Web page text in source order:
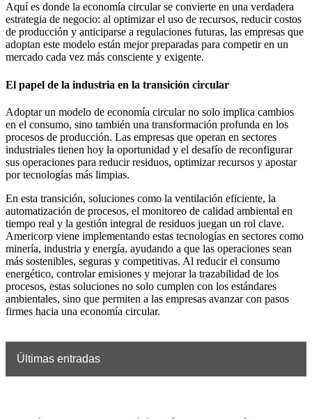
Aquí es donde la economía circular se convierte en una verdadera
estrategia de negocio: al optimizar el uso de recursos, reducir costos
de producción y anticiparse a regulaciones futuras, las empresas que
adoptan este modelo están mejor preparadas para competir en un
mercado cada vez más consciente y exigente.
El papel de la industria en la transición circular
Adoptar un modelo de economía circular no solo implica cambios
en el consumo, sino también una transformación profunda en los
procesos de producción. Las empresas que operan en sectores
industriales tienen hoy la oportunidad y el desafío de reconfigurar
sus operaciones para reducir residuos, optimizar recursos y apostar
por tecnologías más limpias.
En esta transición, soluciones como la ventilación eficiente, la
automatización de procesos, el monitoreo de calidad ambiental en
tiempo real y la gestión integral de residuos juegan un rol clave.
Americorp viene implementando estas tecnologías en sectores como
minería, industria y energía, ayudando a que las operaciones sean
más sostenibles, seguras y competitivas. Al reducir el consumo
energético, controlar emisiones y mejorar la trazabilidad de los
procesos, estas soluciones no solo cumplen con los estándares
ambientales, sino que permiten a las empresas avanzar con pasos
firmes hacia una economía circular.
Últimas entradas